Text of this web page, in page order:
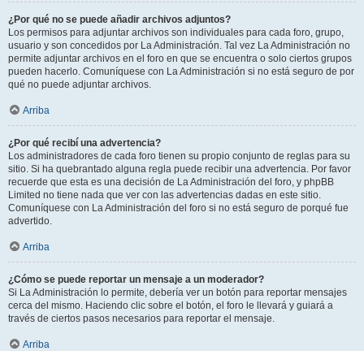
¿Por qué no se puede añadir archivos adjuntos?
Los permisos para adjuntar archivos son individuales para cada foro, grupo,
usuario y son concedidos por La Administración. Tal vez La Administración no
permite adjuntar archivos en el foro en que se encuentra o solo ciertos grupos
pueden hacerlo. Comuníquese con La Administración si no está seguro de por
qué no puede adjuntar archivos.
Arriba
¿Por qué recibí una advertencia?
Los administradores de cada foro tienen su propio conjunto de reglas para su
sitio. Si ha quebrantado alguna regla puede recibir una advertencia. Por favor
recuerde que esta es una decisión de La Administración del foro, y phpBB
Limited no tiene nada que ver con las advertencias dadas en este sitio.
Comuníquese con La Administración del foro si no está seguro de porqué fue
advertido.
Arriba
¿Cómo se puede reportar un mensaje a un moderador?
Si La Administración lo permite, debería ver un botón para reportar mensajes
cerca del mismo. Haciendo clic sobre el botón, el foro le llevará y guiará a
través de ciertos pasos necesarios para reportar el mensaje.
Arriba